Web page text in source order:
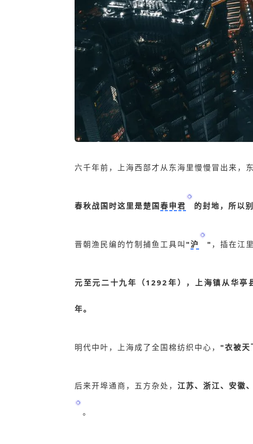
六千年前，上海西部才从东海里慢慢冒出来，
春秋战国时这里是楚国春申君 的封地，所以
晋朝渔民编的竹制捕鱼工具叫 "沪 " ，插在江
元至元二十九年（1292年），上海镇从华亭
年。
明代中叶，上海成了全国棉纺织中心， "衣被天
后来开埠通商，五方杂处， 江苏、浙江、安徽
。